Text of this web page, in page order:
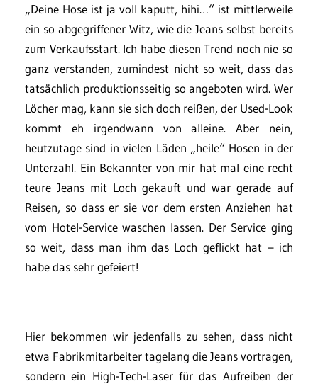
„Deine Hose ist ja voll kaputt, hihi…“ ist mittlerweile
ein so abgegriffener Witz, wie die Jeans selbst bereits
zum Verkaufsstart. Ich habe diesen Trend noch nie so
ganz verstanden, zumindest nicht so weit, dass das
tatsächlich produktionsseitig so angeboten wird. Wer
Löcher mag, kann sie sich doch reißen, der Used-Look
kommt eh irgendwann von alleine. Aber nein,
heutzutage sind in vielen Läden „heile“ Hosen in der
Unterzahl. Ein Bekannter von mir hat mal eine recht
teure Jeans mit Loch gekauft und war gerade auf
Reisen, so dass er sie vor dem ersten Anziehen hat
vom Hotel-Service waschen lassen. Der Service ging
so weit, dass man ihm das Loch geflickt hat – ich
habe das sehr gefeiert!
Hier bekommen wir jedenfalls zu sehen, dass nicht
etwa Fabrikmitarbeiter tagelang die Jeans vortragen,
sondern ein High-Tech-Laser für das Aufreiben der